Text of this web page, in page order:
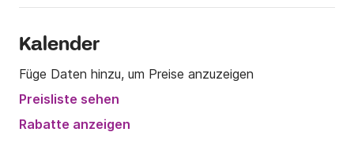
Kalender
Füge Daten hinzu, um Preise anzuzeigen
Preisliste sehen
Rabatte anzeigen